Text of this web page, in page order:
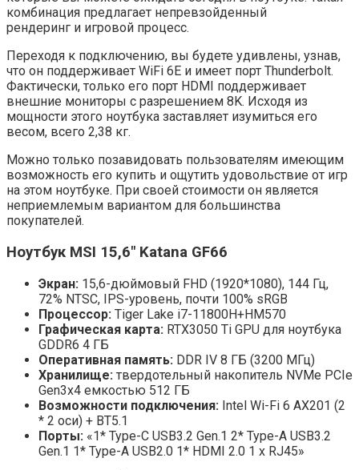
комбинация предлагает непревзойденный
рендеринг и игровой процесс.
Переходя к подключению, вы будете удивлены, узнав,
что он поддерживает WiFi 6E и имеет порт Thunderbolt.
Фактически, только его порт HDMI поддерживает
внешние мониторы с разрешением 8K. Исходя из
мощности этого ноутбука заставляет изумиться его
весом, всего 2,38 кг.
Можно только позавидовать пользователям имеющим
возможность его купить и ощутить удовольствие от игр
на этом ноутбуке. При своей стоимости он является
неприемлемым вариантом для большинства
покупателей.
Ноутбук MSI 15,6″ Katana GF66
Экран: 15,6-дюймовый FHD (1920*1080), 144 Гц,
72% NTSC, IPS-уровень, почти 100% sRGB
Процессор: Tiger Lake i7-11800H+HM570
Графическая карта: RTX3050 Ti GPU для ноутбука
GDDR6 4 ГБ
Оперативная память: DDR IV 8 ГБ (3200 МГц)
Хранилище: твердотельный накопитель NVMe PCIe
Gen3x4 емкостью 512 ГБ
Возможности подключения: Intel Wi-Fi 6 AX201 (2
* 2 оси) + BT5.1
Порты: «1* Type-C USB3.2 Gen.1 2* Type-A USB3.2
Gen.1 1* Type-A USB2.0 1* HDMI 2.0 1 x RJ45»